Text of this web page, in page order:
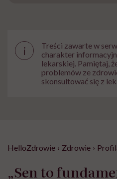
i
Treści zawarte w
charakter
lekarskiej. Pamiętaj,
problemów ze
skonsultować się z
HelloZdrowie › Zdrowie ›
„Sen to